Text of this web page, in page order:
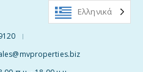
|
Ελληνικά